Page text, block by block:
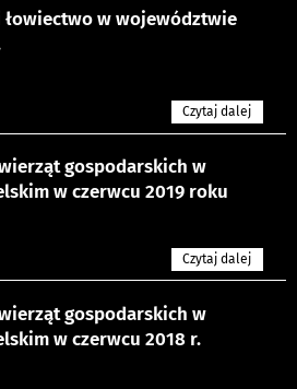
łowiectwo w województwie
Czytaj dalej
gospodarskich w
w czerwcu 2019 roku
Czytaj dalej
gospodarskich w
w czerwcu 2018 r.